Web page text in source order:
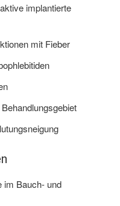
implantierte
mit Fieber
im Bauch- und